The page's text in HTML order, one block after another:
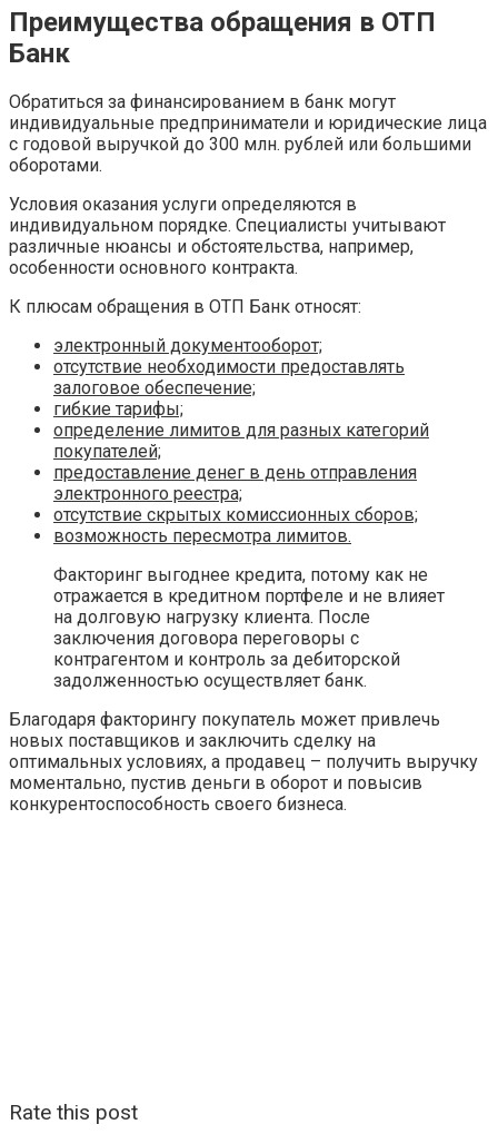
Преимущества обращения в ОТП
Банк
Обратиться за финансированием в банк могут
индивидуальные предприниматели и юридические лица
с годовой выручкой до 300 млн. рублей или большими
оборотами.
Условия оказания услуги определяются в
индивидуальном порядке. Специалисты учитывают
различные нюансы и обстоятельства, например,
особенности основного контракта.
К плюсам обращения в ОТП Банк относят:
электронный документооборот;
отсутствие необходимости предоставлять
залоговое обеспечение;
гибкие тарифы;
определение лимитов для разных категорий
покупателей;
предоставление денег в день отправления
электронного реестра;
отсутствие скрытых комиссионных сборов;
возможность пересмотра лимитов.
Факторинг выгоднее кредита, потому как не
отражается в кредитном портфеле и не влияет
на долговую нагрузку клиента. После
заключения договора переговоры с
контрагентом и контроль за дебиторской
задолженностью осуществляет банк.
Благодаря факторингу покупатель может привлечь
новых поставщиков и заключить сделку на
оптимальных условиях, а продавец – получить выручку
моментально, пустив деньги в оборот и повысив
конкурентоспособность своего бизнеса.
Rate this post